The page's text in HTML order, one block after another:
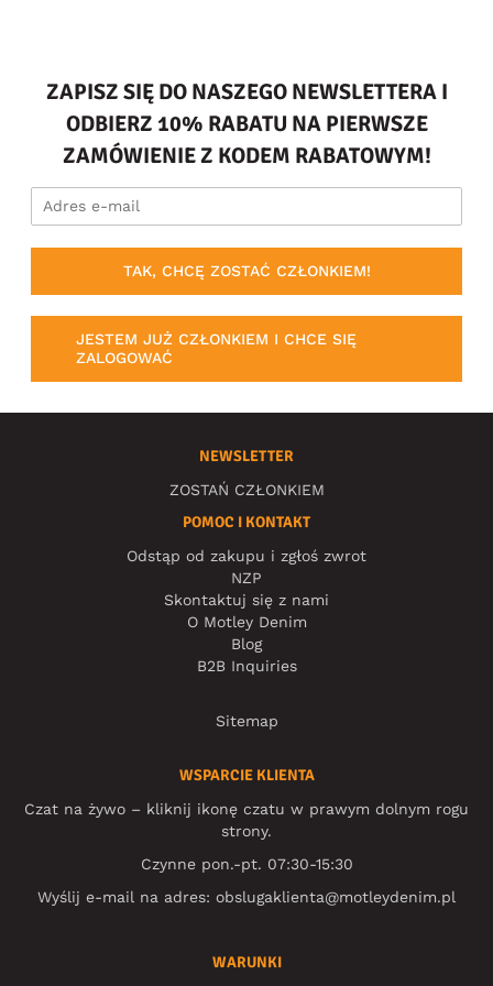
ZAPISZ SIĘ DO NASZEGO NEWSLETTERA I
ODBIERZ 10% RABATU NA PIERWSZE
ZAMÓWIENIE Z KODEM RABATOWYM!
TAK, CHCĘ ZOSTAĆ CZŁONKIEM!
JESTEM JUŻ CZŁONKIEM I CHCE SIĘ
ZALOGOWAĆ
NEWSLETTER
ZOSTAŃ CZŁONKIEM
POMOC I KONTAKT
Odstąp od zakupu i zgłoś zwrot
NZP
Skontaktuj się z nami
O Motley Denim
Blog
B2B Inquiries
Sitemap
WSPARCIE KLIENTA
Czat na żywo – kliknij ikonę czatu w prawym dolnym rogu
strony.
Czynne pon.-pt. 07:30-15:30
Wyślij e-mail na adres: obslugaklienta@motleydenim.pl
WARUNKI